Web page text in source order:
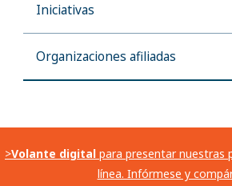
Iniciativas
Organizaciones afiliadas
>Volante digital para presentar nuestras
línea. Infórmese y